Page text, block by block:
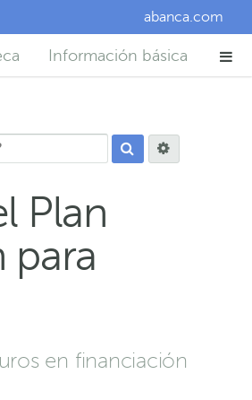
abanca.com
Información básica
Plan
para
en financiación